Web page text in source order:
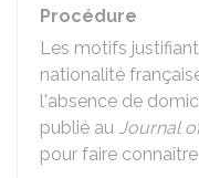
Procédure
Les motifs
nationalité
l'absence de
publié au Journal
pour faire